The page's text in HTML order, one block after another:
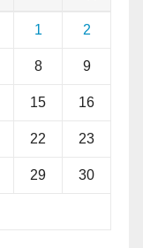
1 2
8 9
15 16
22 23
29 30